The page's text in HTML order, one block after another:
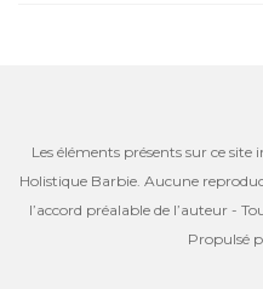
Les éléments présents sur ce
Holistique Barbie. Aucune
l’accord préalable de l’auteur -
Propulsé